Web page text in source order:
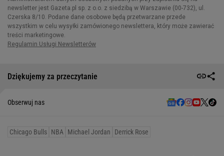
Dziękujemy za przeczytanie
Obserwuj nas
Chicago Bulls NBA Michael Jordan Derrick Rose